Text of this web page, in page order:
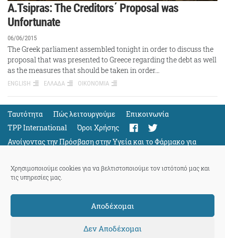
Χρησιμοποιούμε cookies για να βελτιστοποιούμε τον ιστότοπό μας και
τις υπηρεσίες μας.
Αποδέχομαι
Δεν Αποδέχομαι
A.Tsipras: The Creditors΄ Proposal was
Unfortunate
06/06/2015
The Greek parliament assembled tonight in order to discuss the
proposal that was presented to Greece regarding the debt as well
as the measures that should be taken in order…
ENGLISH ΕΛΛΑΔΑ ΟΙΚΟΝΟΜΙΑ
Ταυτότητα Πώς λειτουργούμε
Eπικοινωνία
TPP International
Όροι Χρήσης
Ανοίγοντας την Πρόσβαση στην Υγεία και το Φάρμακο για
Όλους
Support
ThePressProject
powered by our community members